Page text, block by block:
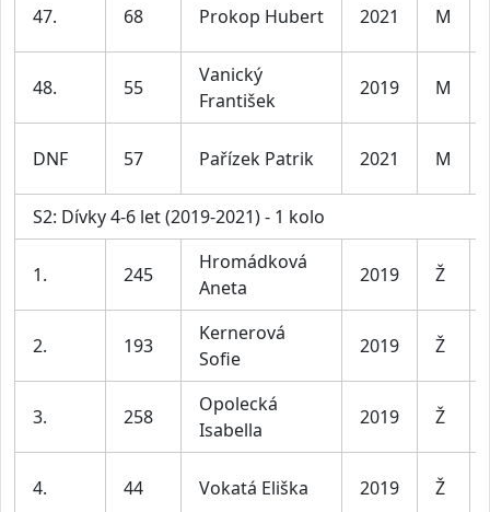
47. 68 Prokop Hubert 2021 M
48. 55
Vanický
František
2019 M
DNF 57 Pařízek Patrik 2021 M
S2: Dívky 4-6 let (2019-2021) - 1 kolo
1. 245
Hromádková
Aneta
2019 Ž
2. 193
Kernerová
Sofie
2019 Ž
3. 258
Opolecká
Isabella
2019 Ž
4. 44 Vokatá Eliška 2019 Ž